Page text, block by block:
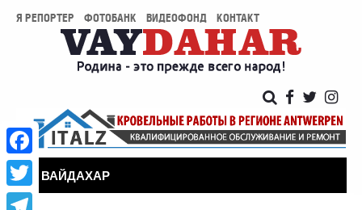
Я РЕПОРТЕР ФОТОБАНК ВИДЕОФОНД КОНТАКТ
ВАЙДАХАР
Facebook
Twitter